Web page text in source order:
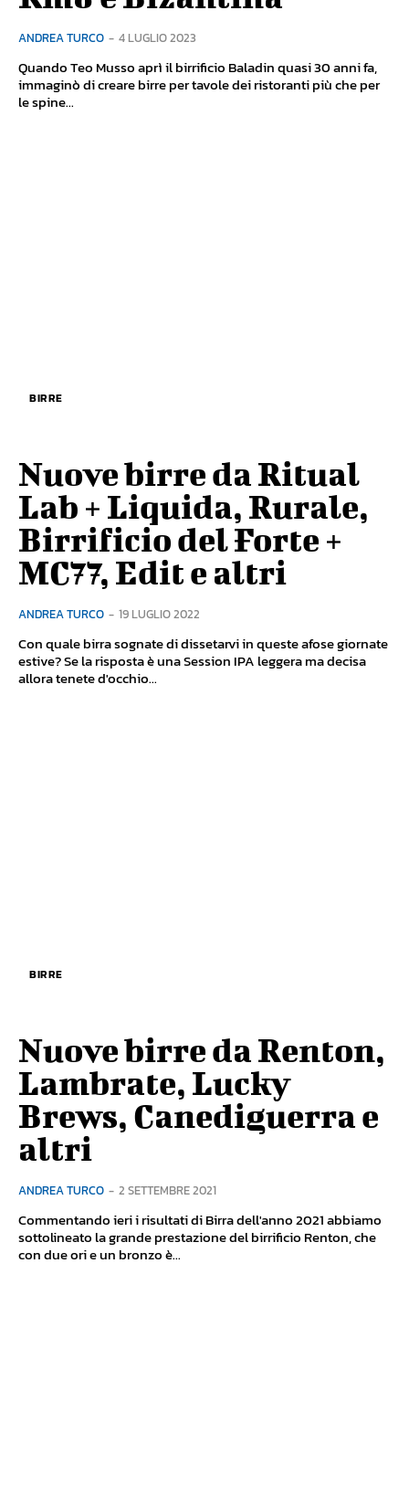
ANDREA TURCO - 4 LUGLIO 2023
Quando Teo Musso aprì il birrificio Baladin quasi 30 anni fa,
immaginò di creare birre per tavole dei ristoranti più che per
le spine...
BIRRE
Nuove birre da Ritual
Lab + Liquida, Rurale,
Birrificio del Forte +
MC77, Edit e altri
ANDREA TURCO - 19 LUGLIO 2022
Con quale birra sognate di dissetarvi in queste afose giornate
estive? Se la risposta è una Session IPA leggera ma decisa
allora tenete d'occhio...
BIRRE
Nuove birre da Renton,
Lambrate, Lucky
Brews, Canediguerra e
altri
ANDREA TURCO - 2 SETTEMBRE 2021
Commentando ieri i risultati di Birra dell'anno 2021 abbiamo
sottolineato la grande prestazione del birrificio Renton, che
con due ori e un bronzo è...